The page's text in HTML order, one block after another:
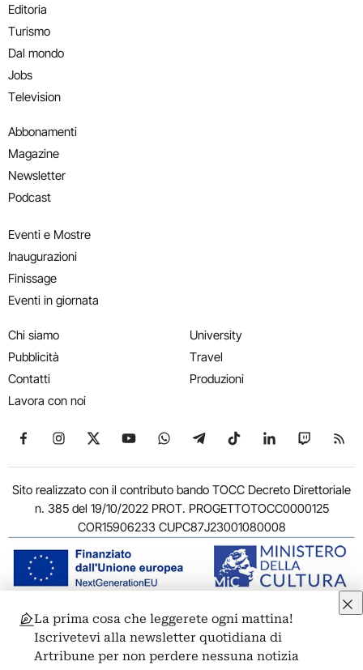
Editoria
Turismo
Dal mondo
Jobs
Television
Abbonamenti
Magazine
Newsletter
Podcast
Eventi e Mostre
Inaugurazioni
Finissage
Eventi in giornata
Chi siamo
Pubblicità
Contatti
Lavora con noi
University
Travel
Produzioni
Seguici su Facebook
Seguici su Instagram
Seguici su X
Seguici su YouTube
Seguici su WhatsApp
Seguici su Telegram
Seguici su TikTok
Seguici su
Seguici
Sito realizzato con il contributo bando TOCC Decreto Direttoriale
n. 385 del 19/10/2022 PROT. PROGETTOTOCC0000125
COR15906233 CUPC87J23001080008
© 2011-2026 ARTRIBUNE srl – Corso Vittorio Emanuele II, 287 –
00186 Roma - P.I. 11381581005
Privacy: Responsabile della protezione dei dati personali
La prima cosa che leggerete ogni mattina!
Iscrivetevi alla newsletter quotidiana di
Artribune per non perdere nessuna notizia